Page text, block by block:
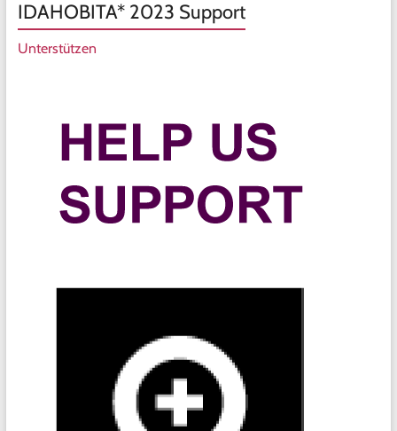
IDAHOBITA* 2023 Support
Unterstützen